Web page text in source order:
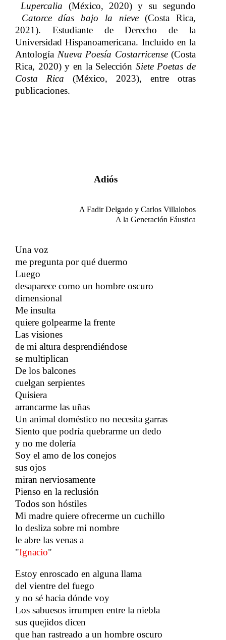
Lupercalia​​ (México, 2020) y su segundo​​
Catorce días bajo la nieve​​ (Costa Rica,
2021). Estudiante de Derecho de la
Universidad Hispanoamericana. Incluido en la
Antología​​ Nueva Poesía Costarricense​​ (Costa
Rica, 2020) y en la Selección​​ Siete Poetas de
Costa Rica ​​ (México, 2023), entre otras
publicaciones.​​
Adiós
A Fadir Delgado y Carlos Villalobos
A la Generación Fáustica
Una voz
me pregunta por qué duermo
Luego
desaparece como un hombre oscuro
dimensional
Me insulta
quiere golpearme la frente
Las visiones
de mi altura desprendiéndose
se multiplican
De los balcones
cuelgan serpientes
Quisiera
arrancarme las uñas
Un animal doméstico no necesita garras
Siento que podría quebrarme un dedo
y no me dolería
Soy el amo de los conejos
sus ojos
miran nerviosamente
Pienso en la reclusión
Todos son hóstiles
Mi madre quiere ofrecerme un cuchillo
lo desliza sobre mi nombre
le abre las venas a
"Ignacio"
Estoy enroscado en alguna llama
del vientre del fuego
y no sé hacia dónde voy
Los sabuesos irrumpen entre la niebla
sus quejidos dicen
que han rastreado a un hombre oscuro